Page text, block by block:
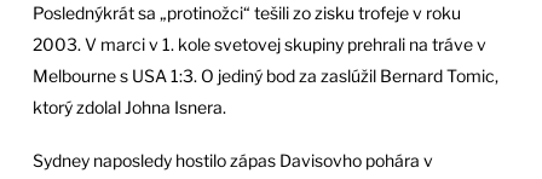
Poslednýkrát sa „protinožci“ tešili zo zisku trofeje v roku
2003. V marci v 1. kole svetovej skupiny prehrali na tráve v
Melbourne s USA 1:3. O jediný bod za zaslúžil Bernard Tomic,
ktorý zdolal Johna Isnera.
Sydney naposledy hostilo zápas Davisovho pohára v